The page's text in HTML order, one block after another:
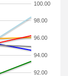
92.00
94.00
96.00
98.00
100.00